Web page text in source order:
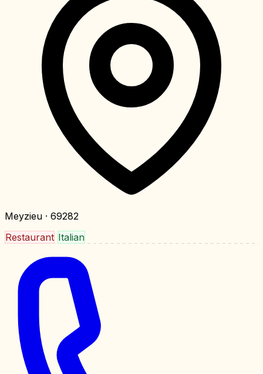
Meyzieu · 69282
Restaurant Italian